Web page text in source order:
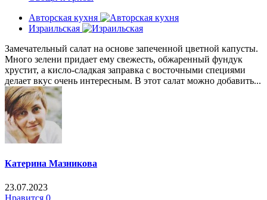
Авторская кухня
Израильская
Замечательный салат на основе запеченной цветной капусты.
Много зелени придает ему свежесть, обжаренный фундук
хрустит, а кисло-сладкая заправка с восточными специями
делает вкус очень интересным. В этот салат можно добавить...
Катерина Мазникова
23.07.2023
Нравится 0